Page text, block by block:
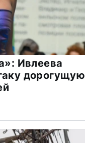
Ивлеева
дорогущую